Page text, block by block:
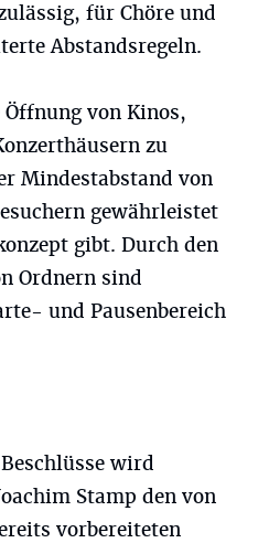
für Chöre und
Abstandsregeln.
von Kinos,
zu
Mindestabstand von
gewährleistet
gibt. Durch den
Ordnern sind
und Pausenbereich
wird
Stamp den von
vorbereiteten